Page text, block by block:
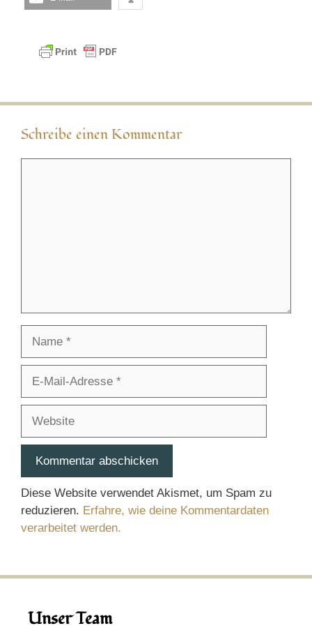
Schreibe einen Kommentar
Adresse
Diese Website verwendet Akismet, um Spam zu
reduzieren. Erfahre, wie deine Kommentardaten
verarbeitet werden.
Unser Team